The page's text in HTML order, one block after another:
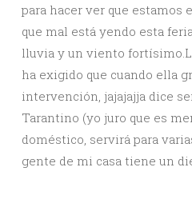
para hacer ver que estamos
que mal está yendo esta
lluvia y un viento
ha exigido que cuando ella
intervención, jajajajja dice
Tarantino (yo juro que es
doméstico, servirá para
gente de mi casa tiene un